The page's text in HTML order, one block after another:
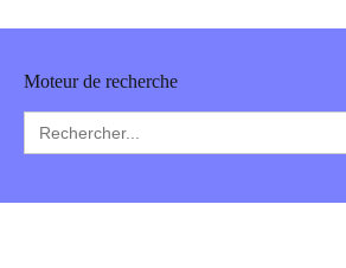
Moteur de recherche